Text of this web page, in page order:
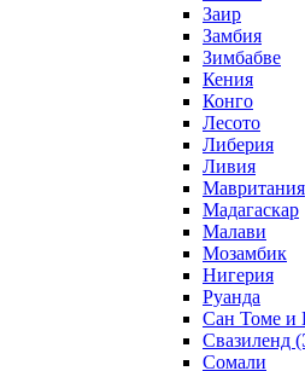
Заир
Замбия
Зимбабве
Кения
Конго
Лесото
Либерия
Ливия
Мавритания
Мадагаскар
Малави
Мозамбик
Нигерия
Руанда
Сан Томе и
Свазиленд
Сомали